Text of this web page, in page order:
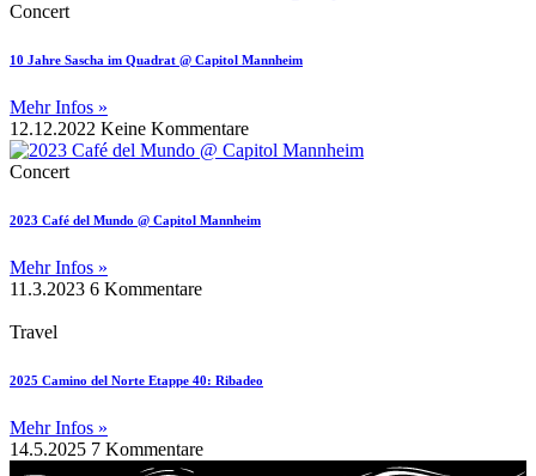
Concert
10 Jahre Sascha im Quadrat @ Capitol Mannheim
Mehr Infos »
12.12.2022 Keine Kommentare
Concert
2023 Café del Mundo @ Capitol Mannheim
Mehr Infos »
11.3.2023 6 Kommentare
Travel
2025 Camino del Norte Etappe 40: Ribadeo
Mehr Infos »
14.5.2025 7 Kommentare